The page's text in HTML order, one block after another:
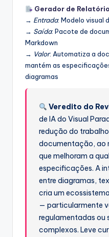
Gerador de
→ Entrada: Modelo visual
→ Saída: Pacote de
Markdown
→ Valor: Automatiza a
mantém as
diagramas
Veredito do
de IA do Visual
redução do
documentação, ao
que melhoram a
especificações. A
entre diagramas,
cria um
— particularmente
regulamentadas ou
complexos. Leve